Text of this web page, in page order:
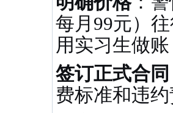
每月99元）
用实习生做
签订正式合同
费标准和违